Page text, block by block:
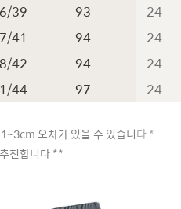
39 93 24
41 94 24
42 94 24
44 97 24
오차가 있을 수 있습니다 *
천합니다 **